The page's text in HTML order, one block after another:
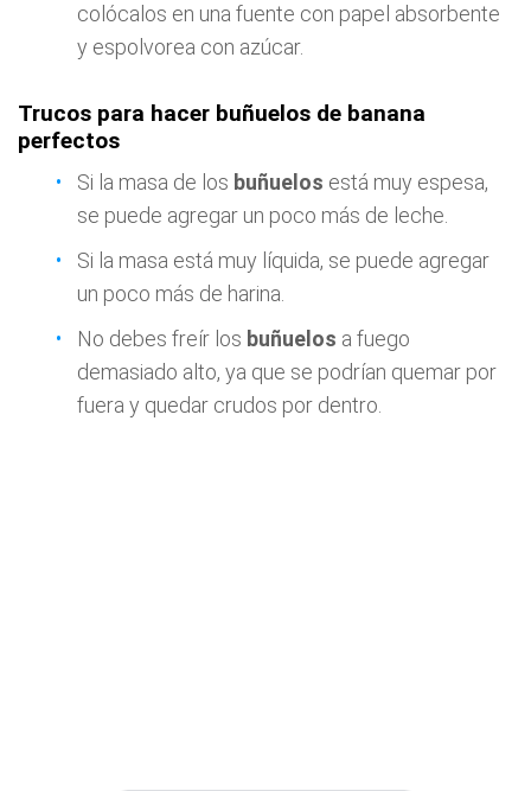
colócalos en una fuente con papel absorbente
y espolvorea con azúcar.
Trucos para hacer buñuelos de banana
perfectos
Si la masa de los buñuelos está muy espesa,
se puede agregar un poco más de leche.
Si la masa está muy líquida, se puede agregar
un poco más de harina.
No debes freír los buñuelos a fuego
demasiado alto, ya que se podrían quemar por
fuera y quedar crudos por dentro.